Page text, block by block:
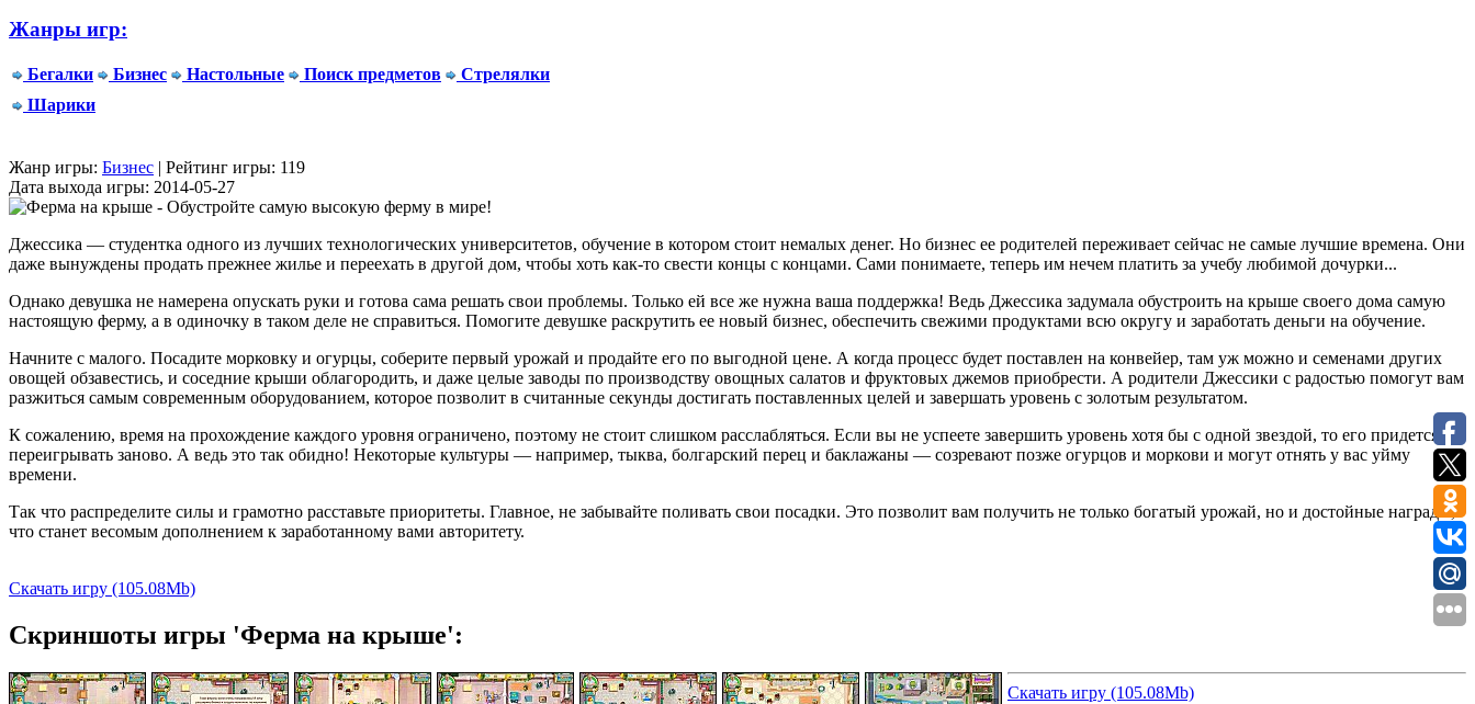
Жанры игр:
Бегалки Бизнес Настольные Поиск предметов
Стрелялки
Шарики
Жанр игры: Бизнес | Рейтинг игры: 119
Дата выхода игры: 2014-05-27
Джессика — студентка одного из лучших технологических университетов, обучение в котором стоит немалых денег. Но бизнес ее родителей переживает сейчас не самые лучшие времена. Они
даже вынуждены продать прежнее жилье и переехать в другой дом, чтобы хоть как-то свести концы с концами. Сами понимаете, теперь им нечем платить за учебу любимой дочурки...
Однако девушка не намерена опускать руки и готова сама решать свои проблемы. Только ей все же нужна ваша поддержка! Ведь Джессика задумала обустроить на крыше своего дома самую
настоящую ферму, а в одиночку в таком деле не справиться. Помогите девушке раскрутить ее новый бизнес, обеспечить свежими продуктами всю округу и заработать деньги на обучение.
Начните с малого. Посадите морковку и огурцы, соберите первый урожай и продайте его по выгодной цене. А когда процесс будет поставлен на конвейер, там уж можно и семенами других
овощей обзавестись, и соседние крыши облагородить, и даже целые заводы по производству овощных салатов и фруктовых джемов приобрести. А родители Джессики с радостью помогут вам
разжиться самым современным оборудованием, которое позволит в считанные секунды достигать поставленных целей и завершать уровень с золотым результатом.
К сожалению, время на прохождение каждого уровня ограничено, поэтому не стоит слишком расслабляться. Если вы не успеете завершить уровень хотя бы с одной звездой, то его придется
переигрывать заново. А ведь это так обидно! Некоторые культуры — например, тыква, болгарский перец и баклажаны — созревают позже огурцов и моркови и могут отнять у вас уйму
времени.
Так что распределите силы и грамотно расставьте приоритеты. Главное, не забывайте поливать свои посадки. Это позволит вам получить не только богатый урожай, но и достойные награды,
что станет весомым дополнением к заработанному вами авторитету.
Скачать игру (105.08Mb)
Скриншоты игры 'Ферма на крыше':
Скачать игру (105.08Mb)